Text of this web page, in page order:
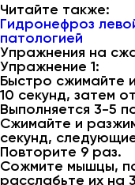
Читайте также:
Гидронефроз
патологией
Упражнения на
Упражнение 1:
Быстро сжимайте
10 секунд, затем
Выполняется 3-5
Сжимайте и
секунд,
Повторите 9 раз.
Сожмите мышцы,
расслабьте их на